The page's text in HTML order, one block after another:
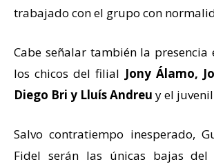
trabajado con el grupo con
Cabe señalar también la presencia
los chicos del filial Jony Álamo,
Diego Bri y Lluís Andreu y el juvenil
Salvo contratiempo inesperado,
Fidel serán las únicas bajas del